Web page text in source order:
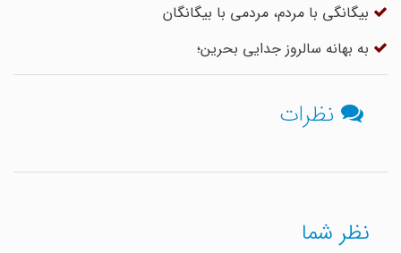
بیگانگی با مردم، مردمی با بیگانگان
به بهانه سالروز جدایی بحرین؛
نظرات
نظر شما